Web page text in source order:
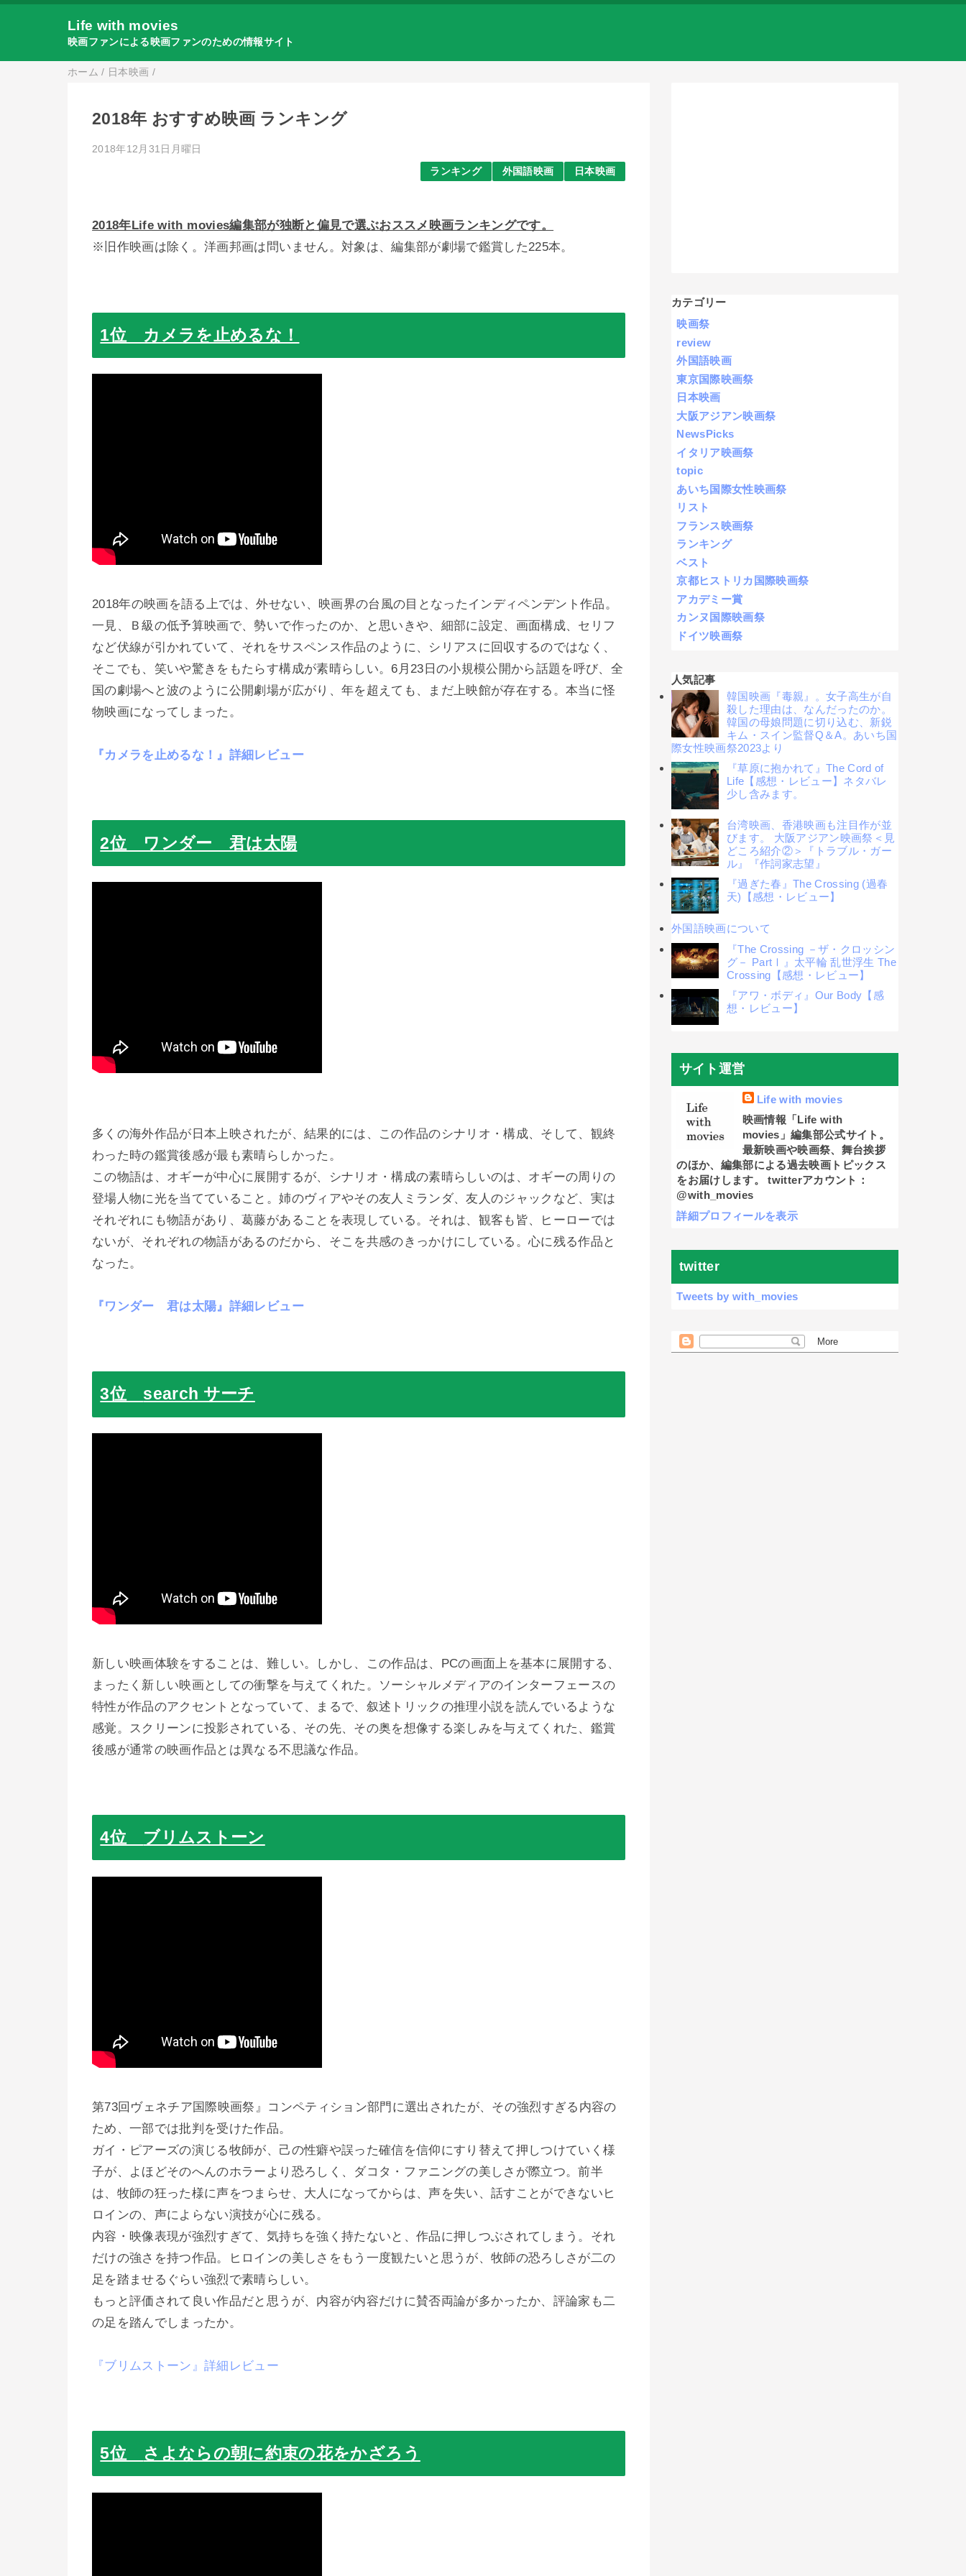
Life with movies
映画ファンによる映画ファンのための情報サイト
ホーム / 日本映画 /
2018年 おすすめ映画 ランキング
2018年12月31日月曜日
ランキング 外国語映画 日本映画
2018年Life with movies編集部が独断と偏見で選ぶおススメ映画ランキングです。
※旧作映画は除く。洋画邦画は問いません。対象は、編集部が劇場で鑑賞した225本。
1位 カメラを止めるな！
2018年の映画を語る上では、外せない、映画界の台風の目となったインディペンデント作品。
一見、Ｂ級の低予算映画で、勢いで作ったのか、と思いきや、細部に設定、画面構成、セリフ
など伏線が引かれていて、それをサスペンス作品のように、シリアスに回収するのではなく、
そこでも、笑いや驚きをもたらす構成が素晴らしい。6月23日の小規模公開から話題を呼び、全
国の劇場へと波のように公開劇場が広がり、年を超えても、まだ上映館が存在する。本当に怪
物映画になってしまった。
『カメラを止めるな！』詳細レビュー
2位 ワンダー 君は太陽
多くの海外作品が日本上映されたが、結果的には、この作品のシナリオ・構成、そして、観終
わった時の鑑賞後感が最も素晴らしかった。
この物語は、オギーが中心に展開するが、シナリオ・構成の素晴らしいのは、オギーの周りの
登場人物に光を当てていること。姉のヴィアやその友人ミランダ、友人のジャックなど、実は
それぞれにも物語があり、葛藤があることを表現している。それは、観客も皆、ヒーローでは
ないが、それぞれの物語があるのだから、そこを共感のきっかけにしている。心に残る作品と
なった。
『ワンダー 君は太陽』詳細レビュー
3位 search サーチ
新しい映画体験をすることは、難しい。しかし、この作品は、 PCの画面上を基本に展開する、
まったく新しい映画としての衝撃を与えてくれた。ソーシャルメディアのインターフェースの
特性が作品のアクセントとなっていて、まるで、叙述トリックの推理小説を読んでいるような
感覚。スクリーンに投影されている、その先、その奥を想像する楽しみを与えてくれた 、鑑賞
後感が通常の映画作品とは異なる不思議な作品。
4位 ブリムストーン
第73回ヴェネチア国際映画祭』コンペティション部門に選出されたが、その強烈すぎる内容の
ため、一部では批判を受けた作品。
ガイ・ピアーズの演じる牧師が、己の性癖や誤った確信を信仰にすり替えて押しつけていく様
子が、よほどそのへんのホラーより恐ろしく、ダコタ・ファニングの美しさが際立つ。前半
は、牧師の狂った様に声をつまらせ、大人になってからは、声を失い、話すことができないヒ
ロインの、声によらない演技が心に残る。
内容・映像表現が強烈すぎて、気持ちを強く持たないと、作品に押しつぶされてしまう。それ
だけの強さを持つ作品。ヒロインの美しさをもう一度観たいと思うが、牧師の恐ろしさが二の
足を踏ませるぐらい強烈で素晴らしい。
もっと評価されて良い作品だと思うが、内容が内容だけに賛否両論が多かったか、評論家も二
の足を踏んでしまったか。
『ブリムストーン』詳細レビュー
5位 さよならの朝に約束の花をかざろう
カテゴリー
映画祭
review
外国語映画
東京国際映画祭
日本映画
大阪アジアン映画祭
NewsPicks
イタリア映画祭
topic
あいち国際女性映画祭
リスト
フランス映画祭
ランキング
ベスト
京都ヒストリカ国際映画祭
アカデミー賞
カンヌ国際映画祭
ドイツ映画祭
人気記事
韓国映画『毒親』。女子高生が自
殺した理由は、なんだったのか。
韓国の母娘問題に切り込む、新鋭
キム・スイン監督Q＆A。あいち国
際女性映画祭2023より
『草原に抱かれて』The Cord of
Life【感想・レビュー】ネタバレ
少し含みます。
台湾映画、香港映画も注目作が並
びます。 大阪アジアン映画祭＜見
どころ紹介②＞『トラブル・ガー
ル』『作詞家志望』
『過ぎた春』The Crossing (過春
天)【感想・レビュー】
外国語映画について
『The Crossing －ザ・クロッシン
グ－ PartⅠ』太平輪 乱世浮生 The
Crossing【感想・レビュー】
『アワ・ボディ』Our Body【感
想・レビュー】
サイト運営
Life with movies
映画情報「Life with
movies」編集部公式サイト。
最新映画や映画祭、舞台挨拶
のほか、編集部による過去映画トピックス
をお届けします。 twitterアカウント：
@with_movies
詳細プロフィールを表示
twitter
Tweets by with_movies